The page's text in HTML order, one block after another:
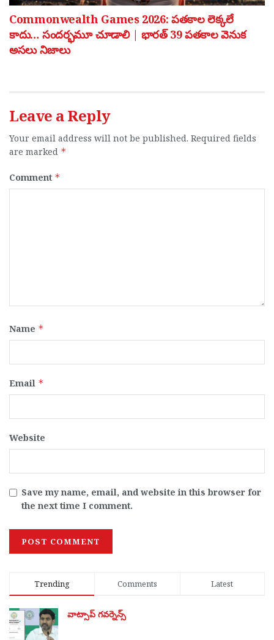
Commonwealth Games 2026: పతకాల లెక్కలే
కాదు… సందర్భమూ చూడాలి | భారత్ 39 పతకాల వెనుక
అసలు నిజాలు
Leave a Reply
Your email address will not be published. Required fields
are marked *
Comment *
Name *
Email *
Website
Save my name, email, and website in this browser for
the next time I comment.
Trending Comments Latest
వాట్సాప్ గవర్నెన్స్